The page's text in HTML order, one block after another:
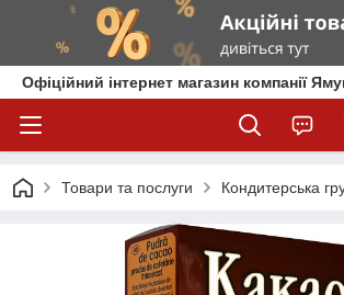
Офіційний інтернет магазин компанії
Товари та послуги Кондитерська